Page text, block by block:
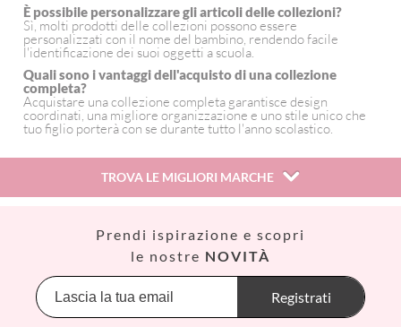
È possibile personalizzare gli articoli delle collezioni?
Sì, molti prodotti delle collezioni possono essere
personalizzati con il nome del bambino, rendendo facile
l'identificazione dei suoi oggetti a scuola.
Quali sono i vantaggi dell'acquisto di una collezione
completa?
Acquistare una collezione completa garantisce design
coordinati, una migliore organizzazione e uno stile unico che
tuo figlio porterà con se durante tutto l'anno scolastico.
TROVA LE MIGLIORI MARCHE
Banwood
BIBS
Prendi ispirazione e scopri
le nostre NOVITÀ
Registrati